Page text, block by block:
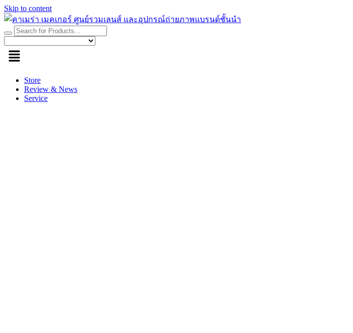
Skip to content
Store
Review & News
Service